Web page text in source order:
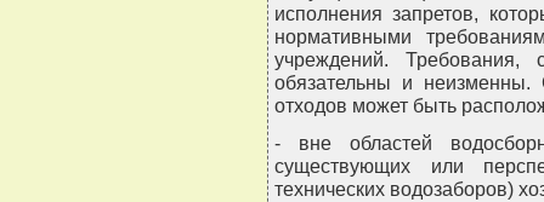
исполнения запретов,
нормативными
учреждений. Требования,
обязательны и неизменны.
отходов может быть
- вне областей
существующих или
технических водозаборов)